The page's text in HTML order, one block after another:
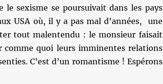
sexisme se poursuivait dans les pays
USA où, il y a pas mal d’années, une
tout malentendu : le monsieur faisait
comme quoi leurs imminentes relations
C’est d’un romantisme ! Espérons